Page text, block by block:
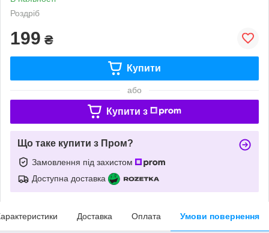
Роздріб
199 ₴
Купити
або
Купити з
Що таке купити з Пром?
Замовлення під захистом
Доступна доставка
Доставка Оплата Умови повернення